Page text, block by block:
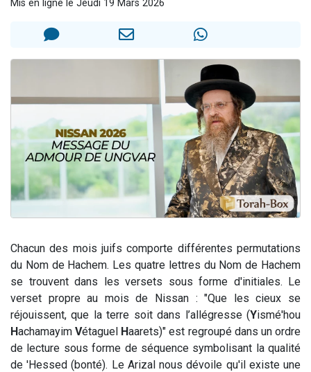
Il reste 49 places pour étudier en groupe sur Zoom
2 personnes viennent de nous rejoindre sur WhatsApp
Mis en ligne le Jeudi 19 Mars 2026
Chacun des mois juifs comporte différentes permutations
du Nom de Hachem. Les quatre lettres du Nom de Hachem
se trouvent dans les versets sous forme d'initiales. Le
verset propre au mois de Nissan : "Que les cieux se
réjouissent, que la terre soit dans l’allégresse (Yismé'hou
HachamayimVétaguel Haarets)" est regroupé dans un ordre
de lecture sous forme de séquence symbolisant la qualité
de 'Hessed (bonté). Le Arizal nous dévoile qu'il existe une